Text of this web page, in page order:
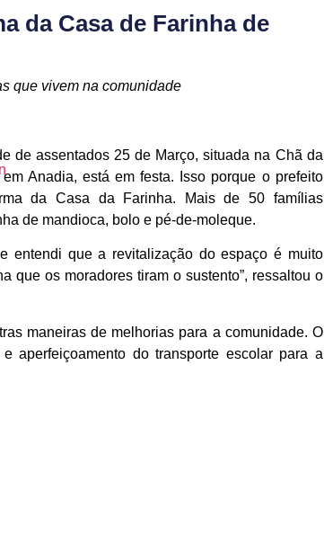
da Casa de Farinha de
que vivem na comunidade
de assentados 25 de Março, situada na Chã da
em Anadia, está em festa. Isso porque o prefeito
da Casa da Farinha. Mais de 50 famílias
de mandioca, bolo e pé-de-moleque.
entendi que a revitalização do espaço é muito
que os moradores tiram o sustento”, ressaltou o
maneiras de melhorias para a comunidade. O
aperfeiçoamento do transporte escolar para a